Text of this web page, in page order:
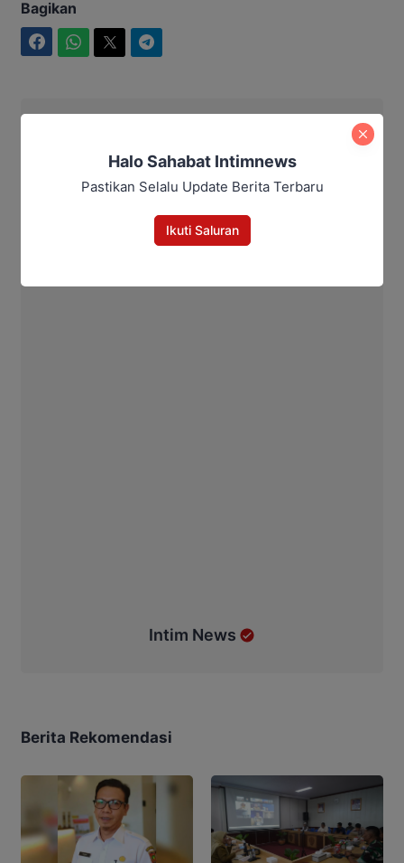
Bagikan
Intim News
Berita Rekomendasi
Halo Sahabat Intimnews
Pastikan Selalu Update Berita Terbaru
Ikuti Saluran